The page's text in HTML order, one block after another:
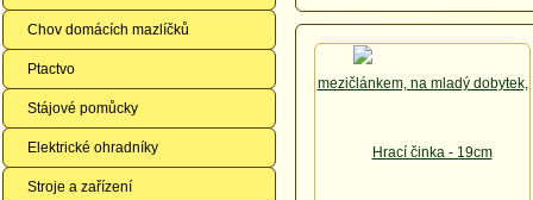
Chov domácích mazlíčků
Ptactvo
Stájové pomůcky
Elektrické ohradníky
Stroje a zařízení